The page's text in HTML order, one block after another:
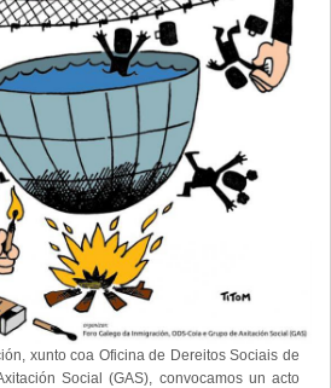
xunto coa Oficina de Dereitos Sociais de
Social (GAS), convocamos un acto